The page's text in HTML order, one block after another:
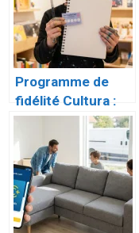
Programme de
fidélité Cultura :
Le guide complet
de la carte
Cultur’addict